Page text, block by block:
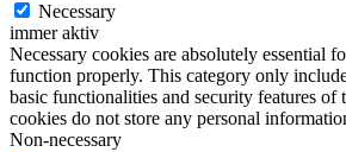
Necessary
immer aktiv
Necessary cookies are absolutely essential
function properly. This category only
basic functionalities and security features of
cookies do not store any personal
Non-necessary